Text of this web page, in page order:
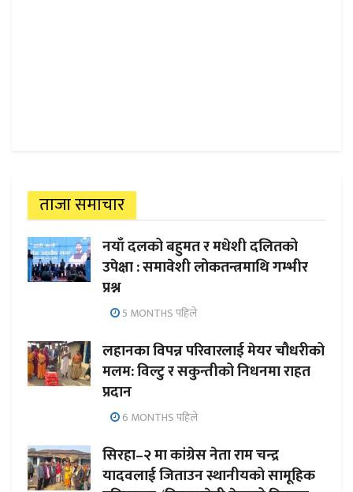
ताजा समाचार
नयाँ दलको बहुमत र मधेशी दलितको
उपेक्षा : समावेशी लोकतन्त्रमाथि गम्भीर
प्रश्न
5 MONTHS पहिले
लहानका विपन्न परिवारलाई मेयर चौधरीको
मलम: विल्टु र सकुन्तीको निधनमा राहत
प्रदान
6 MONTHS पहिले
सिरहा–२ मा कांग्रेस नेता राम चन्द्र
यादवलाई जिताउन स्थानीयको सामूहिक